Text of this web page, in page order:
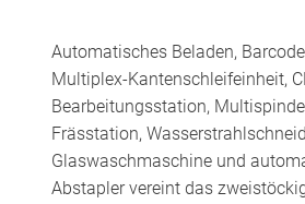
Automatisches Beladen,
Multiplex-Kantenschleifeinheit,
Bearbeitungsstation,
Frässtation,
Glaswaschmaschine und
Abstapler vereint das